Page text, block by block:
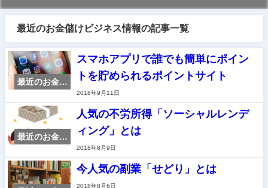
最近のお金儲けビジネス情報の記事一覧
最近のお金儲
報
スマホアプリで誰でも簡単にポイン
トを貯められるポイントサイト
2018年9月11日
最近のお金儲
報
人気の不労所得「ソーシャルレンデ
ィング」とは
2018年8月9日
今人気の副業「せどり」とは
2018年8月6日